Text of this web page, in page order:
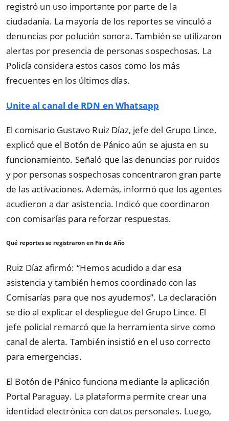
registró un uso importante por parte de la
ciudadanía. La mayoría de los reportes se vinculó a
denuncias por polución sonora. También se utilizaron
alertas por presencia de personas sospechosas. La
Policía considera estos casos como los más
frecuentes en los últimos días.
Unite al canal de RDN en Whatsapp
El comisario Gustavo Ruiz Díaz, jefe del Grupo Lince,
explicó que el Botón de Pánico aún se ajusta en su
funcionamiento. Señaló que las denuncias por ruidos
y por personas sospechosas concentraron gran parte
de las activaciones. Además, informó que los agentes
acudieron a dar asistencia. Indicó que coordinaron
con comisarías para reforzar respuestas.
Qué reportes se registraron en Fin de Año
Ruiz Díaz afirmó: “Hemos acudido a dar esa
asistencia y también hemos coordinado con las
Comisarías para que nos ayudemos”. La declaración
se dio al explicar el despliegue del Grupo Lince. El
jefe policial remarcó que la herramienta sirve como
canal de alerta. También insistió en el uso correcto
para emergencias.
El Botón de Pánico funciona mediante la aplicación
Portal Paraguay. La plataforma permite crear una
identidad electrónica con datos personales. Luego,